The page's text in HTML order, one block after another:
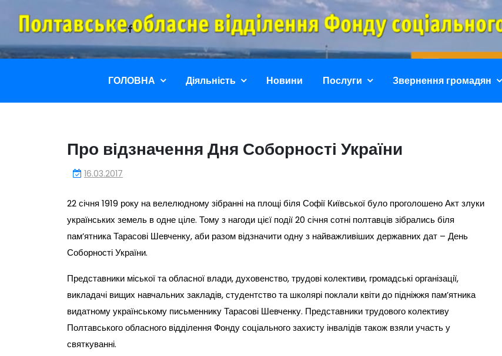
вмісту
Полтавське
Фонду Соціального Захисту Осіб З Інвалідністю
ГОЛОВНА Діяльність Новини Послуги Звернення громадян
Про відзначення Дня Соборності України
16.03.2017
22 січня 1919 року на велелюдному зібранні на площі біля Софії Київської було проголошено Акт злуки
українських земель в одне ціле. Тому з нагоди цієї події 20 січня сотні полтавців зібрались біля
пам’ятника Тарасові Шевченку, аби разом відзначити одну з найважливіших державних дат – День
Соборності України.
Представники міської та обласної влади, духовенство, трудові колективи, громадські організації,
викладачі вищих навчальних закладів, студентство та школярі поклали квіти до підніжжя пам’ятника
видатному українському письменнику Тарасові Шевченку. Представники трудового колективу
Полтавського обласного відділення Фонду соціального захисту інвалідів також взяли участь у
святкуванні.